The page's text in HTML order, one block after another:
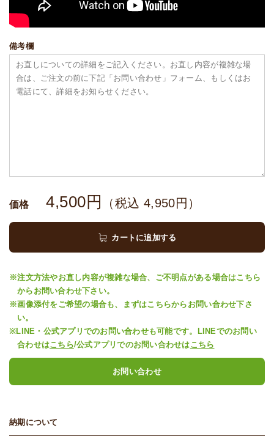
備考欄
価格 4,500円 （税込 4,950円）
カートに追加する
※注文方法やお直し内容が複雑な場合、ご不明点がある場合はこちら
からお問い合わせ下さい。
※画像添付をご希望の場合も、まずはこちらからお問い合わせ下さ
い。
※LINE・公式アプリでのお問い合わせも可能です。LINEでのお問い
合わせはこちら/公式アプリでのお問い合わせはこちら
お問い合わせ
納期について